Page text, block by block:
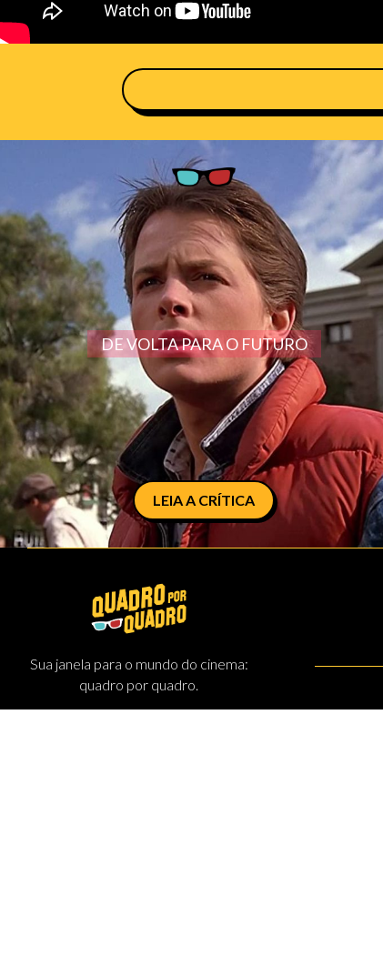
DE VOLTA PARA O FUTURO
LEIA A CRÍTICA
Sua janela para o mundo do cinema:
quadro por quadro.